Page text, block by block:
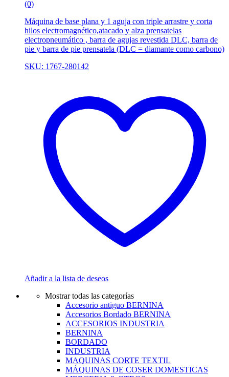
(0)
Máquina de base plana y 1 aguja con triple arrastre y corta
hilos electromagnético,atacado y alza prensatelas
electropneumático , barra de agujas revestida DLC, barra de
pie y barra de pie prensatela (DLC = diamante como carbono)
SKU: 1767-280142
Añadir a la lista de deseos
Mostrar todas las categorías
Accesorio antiguo BERNINA
Accesorios Bordado BERNINA
ACCESORIOS INDUSTRIA
BERNINA
BORDADO
INDUSTRIA
MAQUINAS CORTE TEXTIL
MÁQUINAS DE COSER DOMESTICAS